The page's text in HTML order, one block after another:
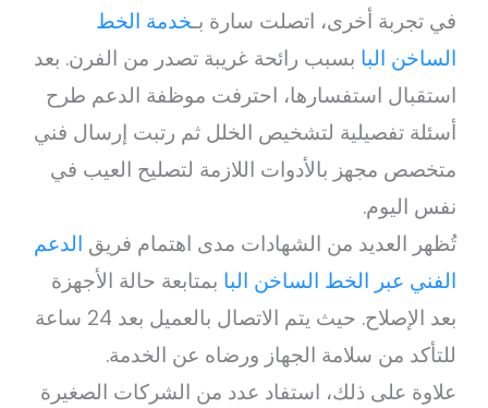
في تجربة أخرى، اتصلت سارة بـخدمة الخط
الساخن البا بسبب رائحة غريبة تصدر من الفرن. بعد
استقبال استفسارها، احترفت موظفة الدعم طرح
أسئلة تفصيلية لتشخيص الخلل ثم رتبت إرسال فني
متخصص مجهز بالأدوات اللازمة لتصليح العيب في
نفس اليوم.
تُظهر العديد من الشهادات مدى اهتمام فريق الدعم
الفني عبر الخط الساخن البا بمتابعة حالة الأجهزة
بعد الإصلاح. حيث يتم الاتصال بالعميل بعد 24 ساعة
للتأكد من سلامة الجهاز ورضاه عن الخدمة.
علاوة على ذلك، استفاد عدد من الشركات الصغيرة